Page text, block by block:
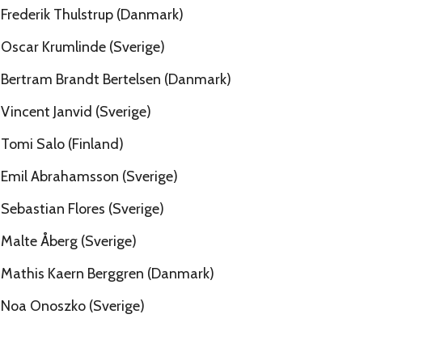
Frederik Thulstrup (Danmark)
Oscar Krumlinde (Sverige)
Bertram Brandt Bertelsen (Danmark)
Vincent Janvid (Sverige)
Tomi Salo (Finland)
Emil Abrahamsson (Sverige)
Sebastian Flores (Sverige)
Malte Åberg (Sverige)
Mathis Kaern Berggren (Danmark)
Noa Onoszko (Sverige)